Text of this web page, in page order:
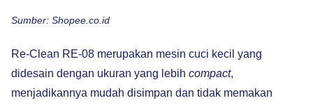
Sumber: Shopee.co.id
Re-Clean RE-08 merupakan mesin cuci kecil yang
didesain dengan ukuran yang lebih compact,
menjadikannya mudah disimpan dan tidak memakan